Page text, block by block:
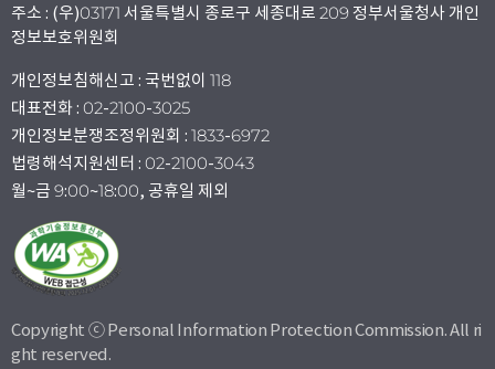
주소 : (우)03171 서울특별시 종로구 세종대로 209 정부서울청사 개인
정보보호위원회
개인정보침해신고 : 국번없이 118
대표전화 : 02-2100-3025
개인정보분쟁조정위원회 : 1833-6972
법령해석지원센터 : 02-2100-3043
월~금 9:00~18:00, 공휴일 제외
Copyright ⓒ Personal Information Protection Commission. All ri
ght reserved.